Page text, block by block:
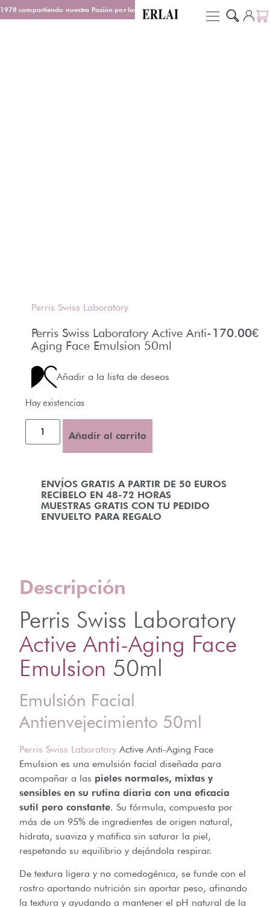
compartiendo nuestra Pasión por los Perfumes Entrega en 48/72 h
Perris Swiss Laboratory
Perris Swiss Laboratory Active Anti-
Aging Face Emulsion 50ml
170.00€
Añadir a la lista de deseos
ENVÍOS GRATIS A PARTIR DE 50 EUROS
RECÍBELO EN 48-72 HORAS
MUESTRAS GRATIS CON TU PEDIDO
ENVUELTO PARA REGALO
Hay existencias
Añadir al carrito
Descripción
Perris Swiss Laboratory
Active Anti-Aging Face
Emulsion 50ml
Emulsión Facial
Antienvejecimiento 50ml
Perris Swiss Laboratory Active Anti-Aging Face
Emulsion es una emulsión facial diseñada para
acompañar a las pieles normales, mixtas y
sensibles en su rutina diaria con una eficacia
sutil pero constante. Su fórmula, compuesta por
más de un 95% de ingredientes de origen natural,
hidrata, suaviza y matifica sin saturar la piel,
respetando su equilibrio y dejándola respirar.
De textura ligera y no comedogénica, se funde con el
rostro aportando nutrición sin aportar peso, afinando
la textura y ayudando a mantener el pH natural de la